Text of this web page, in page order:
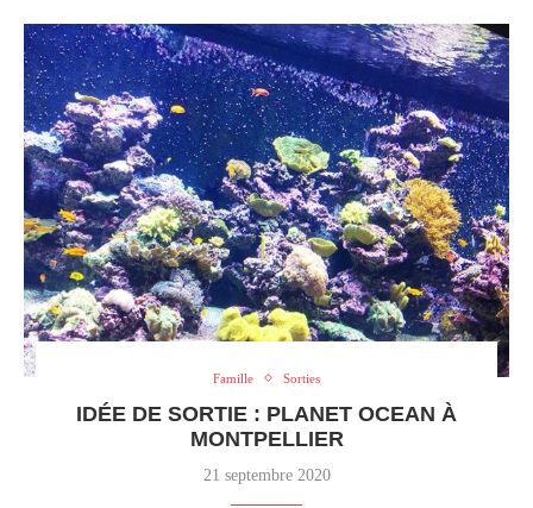
Famille Sorties
IDÉE DE SORTIE : PLANET OCEAN À
MONTPELLIER
21 septembre 2020